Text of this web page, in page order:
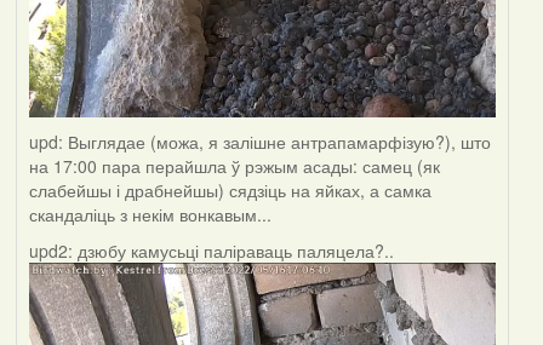
upd: Выглядае (можа, я залішне антрапамарфізую?), што
на 17:00 пара перайшла ў рэжым асады: самец (як
слабейшы і драбнейшы) сядзіць на яйках, а самка
скандаліць з некім вонкавым...
upd2: дзюбу камусьці паліраваць паляцела?..